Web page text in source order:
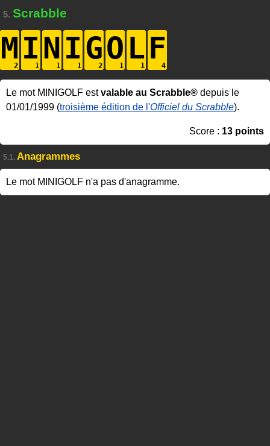
5. Scrabble
MINIGO LF
Le mot MINIGOLF estvalable au Scrabble® depuis le
01/01/1999 (troisième édition de l'Officiel du Scrabble).
Score : 13 points
5.1. Anagrammes
Le mot MINIGOLF n'a pas d'anagramme.